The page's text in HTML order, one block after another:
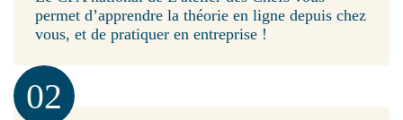
permet d’apprendre la théorie en ligne depuis chez
vous, et de pratiquer en entreprise !
02